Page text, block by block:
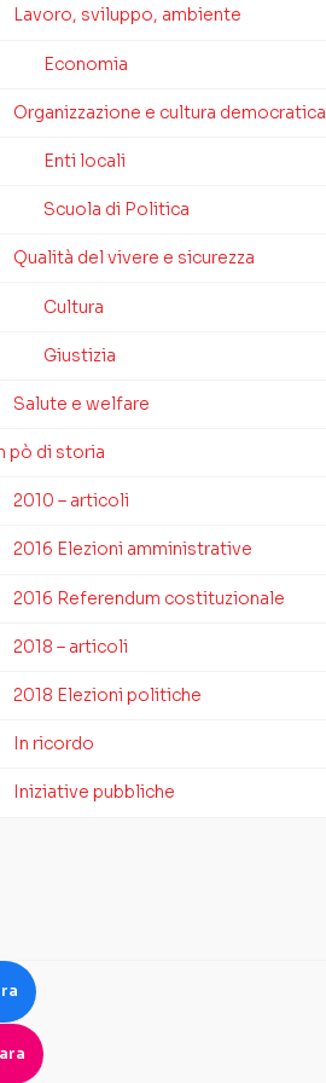
Lavoro, sviluppo, ambiente
Economia
Organizzazione e cultura democratica
Enti locali
Scuola di Politica
Qualità del vivere e sicurezza
Cultura
Giustizia
Salute e welfare
pò di storia
2010 – articoli
2016 Elezioni amministrative
2016 Referendum costituzionale
2018 – articoli
2018 Elezioni politiche
In ricordo
Iniziative pubbliche